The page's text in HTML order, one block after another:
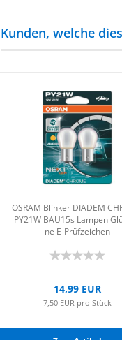
Kunden, welche
OSRAM Blin­ker DIA­DEM
PY21W BAU15s Lam­pen
ne E-​Prüf­zei­chen
14,99 EUR
7,50 EUR pro Stück